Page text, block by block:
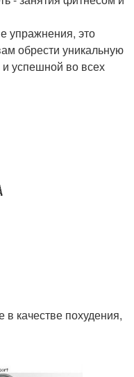
упражнения, это
обрести уникальную
и успешной во всех
в качестве похудения,